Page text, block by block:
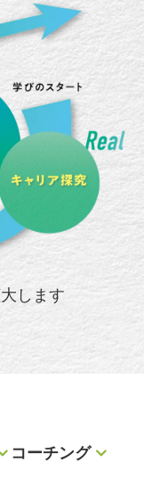
します
コーチング